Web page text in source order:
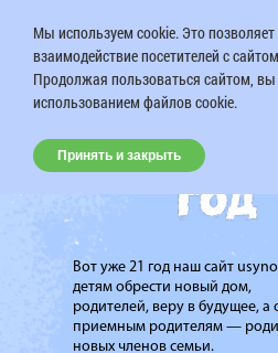
Вот уже 21 год наш сайт
детям обрести новый дом,
родителей, веру в будущее, а
приемным родителям —
новых членов семьи.
Мы используем cookie. Это
взаимодействие посетителей с
Продолжая пользоваться сайтом, вы
использованием файлов cookie.
Принять и закрыть